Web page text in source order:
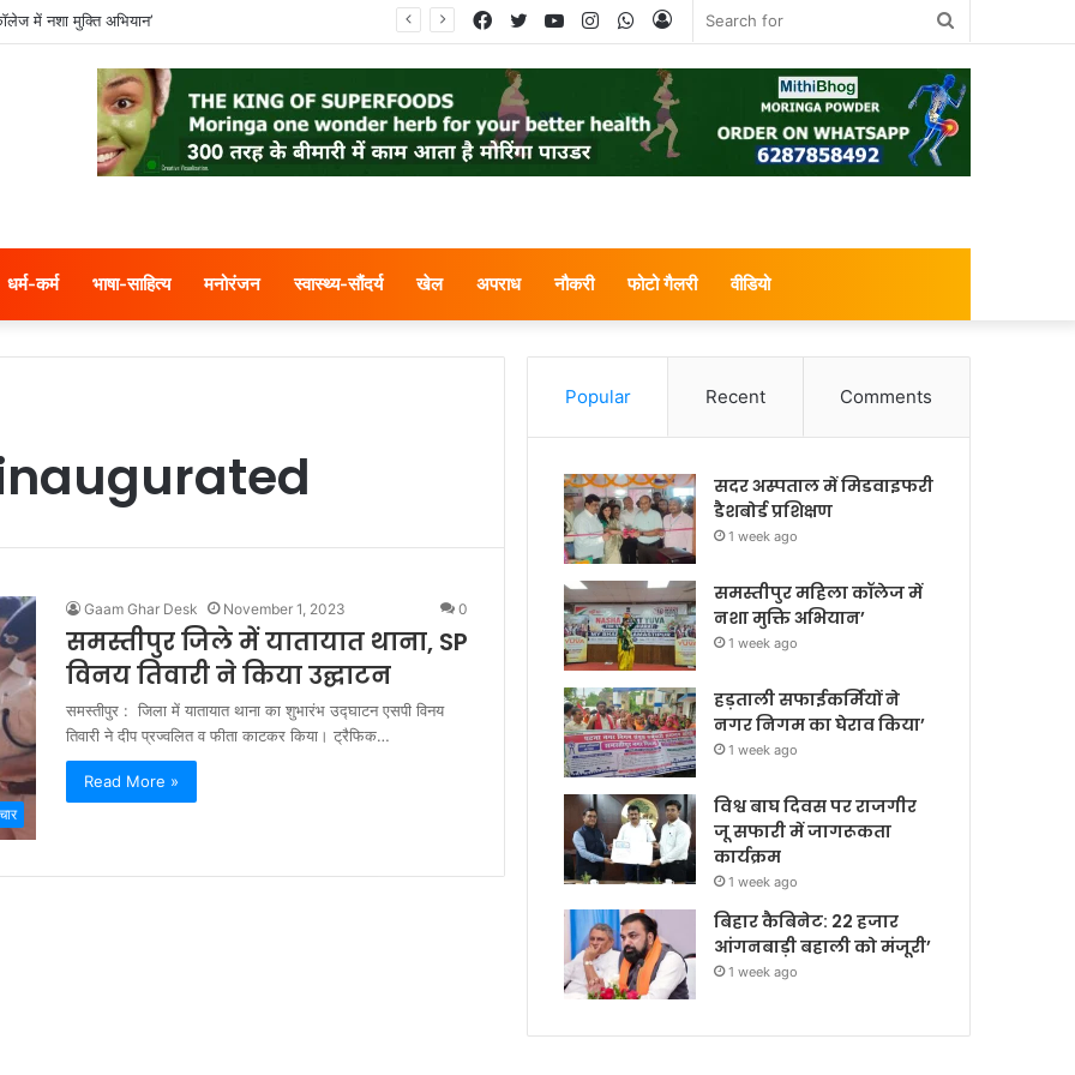
में नशा मुक्ति अभियान’
Log
WhatsApp
Instagram
YouTube
Twitter
Facebook
धर्म-कर्म भाषा-साहित्य मनोरंजन स्वास्थ्य-सौंदर्य खेल अपराध नौकरी फोटो गैलरी वीडियो
Gaam Ghar Desk November 1, 2023 0
समस्तीपुर जिले में यातायात थाना, SP
विनय तिवारी ने किया उद्घाटन
समस्तीपुर : जिला में यातायात थाना का शुभारंभ उद्घाटन एसपी विनय
तिवारी ने दीप प्रज्वलित व फीता काटकर किया। ट्रैफिक…
Read More »
Popular Recent Comments
सदर अस्पताल में मिडवाइफरी
डैशबोर्ड प्रशिक्षण
1 week ago
समस्तीपुर महिला कॉलेज में
नशा मुक्ति अभियान’
1 week ago
हड़ताली सफाईकर्मियों ने
नगर निगम का घेराव किया’
1 week ago
विश्व बाघ दिवस पर राजगीर
जू सफारी में जागरूकता
कार्यक्रम
1 week ago
बिहार कैबिनेट: 22 हजार
आंगनबाड़ी बहाली को मंजूरी’
1 week ago